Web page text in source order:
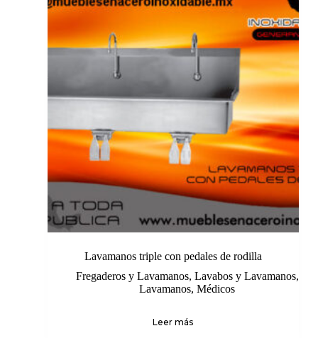
Lavamanos triple con pedales de rodilla
Fregaderos y Lavamanos, Lavabos y Lavamanos,
Lavamanos,Médicos
Leer más